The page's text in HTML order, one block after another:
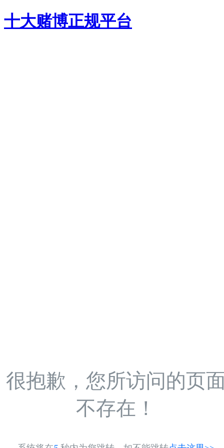
十大赌博正规平台
很抱歉，您所访问的页
不存在！